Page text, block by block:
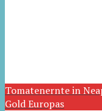
Tomatenernte in
Gold Europas